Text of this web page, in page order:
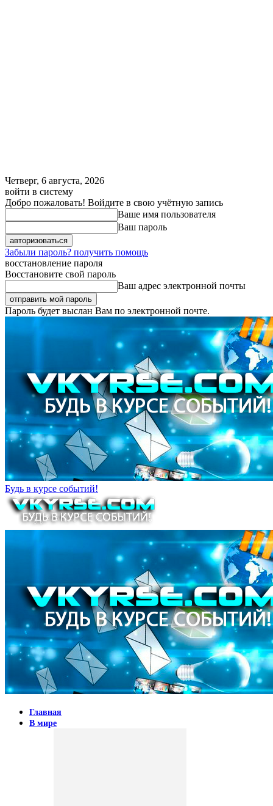
Четверг, 6 августа, 2026
войти в систему
Добро пожаловать! Войдите в свою учётную запись
Ваше имя пользователя
Ваш пароль
Забыли пароль? получить помощь
восстановление пароля
Восстановите свой пароль
Ваш адрес электронной почты
Пароль будет выслан Вам по электронной почте.
Будь в курсе событий!
Главная
В мире